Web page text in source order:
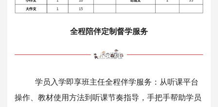
全程陪伴定制督学服务
学员入学即享班主任全程伴学服务：从听课平台
操作、教材使用方法到听课节奏指导，手把手帮助学员